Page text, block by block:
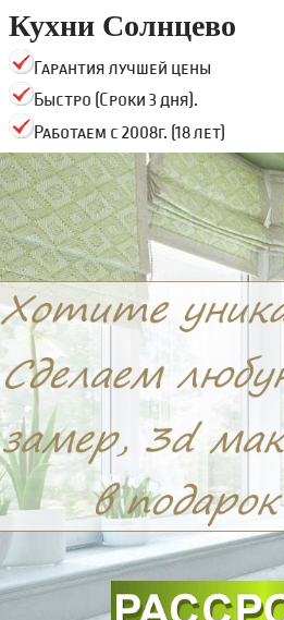
Кухни Солнцево
Гарантия лучшей цены
Быстро (Сроки 3 дня).
Работаем с 2008г. (18 лет)